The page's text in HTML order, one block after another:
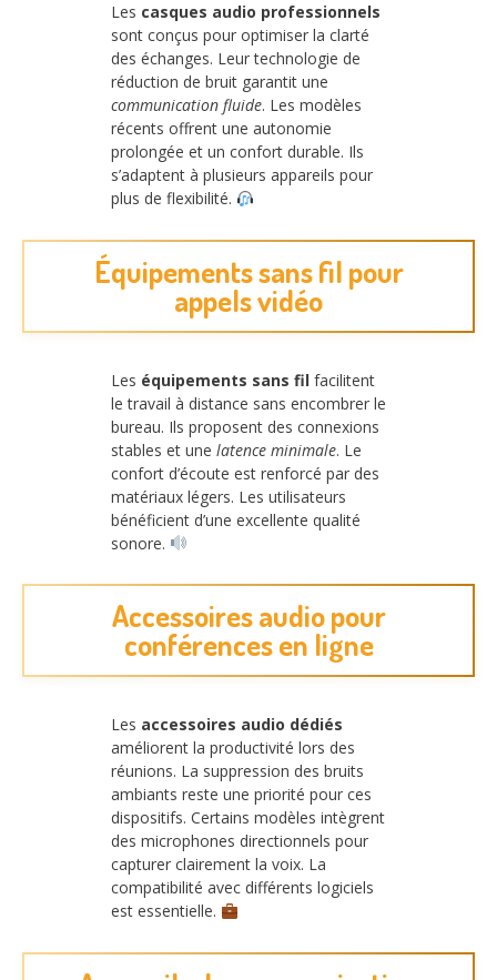
Les casques audio professionnels
sont conçus pour optimiser la clarté
des échanges. Leur technologie de
réduction de bruit garantit une
communication fluide. Les modèles
récents offrent une autonomie
prolongée et un confort durable. Ils
s’adaptent à plusieurs appareils pour
plus de flexibilité.
Équipements sans fil pour
appels vidéo
Les équipements sans fil facilitent
le travail à distance sans encombrer le
bureau. Ils proposent des connexions
stables et une latence minimale. Le
confort d’écoute est renforcé par des
matériaux légers. Les utilisateurs
bénéficient d’une excellente qualité
sonore.
Accessoires audio pour
conférences en ligne
Les accessoires audio dédiés
améliorent la productivité lors des
réunions. La suppression des bruits
ambiants reste une priorité pour ces
dispositifs. Certains modèles intègrent
des microphones directionnels pour
capturer clairement la voix. La
compatibilité avec différents logiciels
est essentielle.